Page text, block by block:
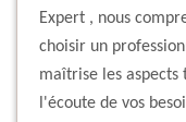
Expert , nous
choisir un
maîtrise les aspects
l'écoute de vos